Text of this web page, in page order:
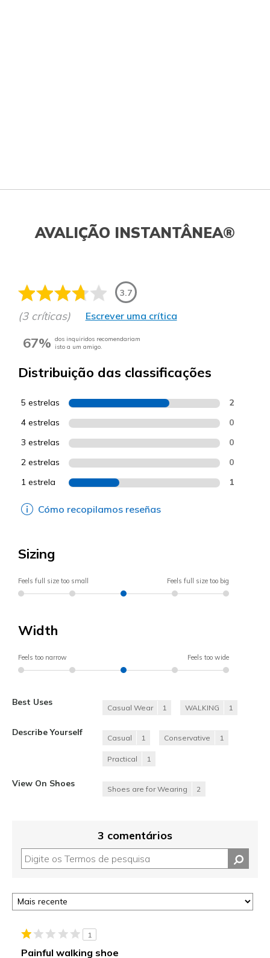
AVALIÇÃO INSTANTÂNEA®
3.7
(3 críticas) Escrever uma crítica
67% dos inquiridos recomendariam
isto a um amigo.
Distribuição das classificações
5 estrelas 2
4 estrelas 0
3 estrelas 0
2 estrelas 0
1 estrela 1
Cómo recopilamos reseñas
Sizing
Feels full size too small Feels full size too big
Width
Feels too narrow Feels too wide
Best Uses
Casual Wear 1 WALKING 1
Describe Yourself
Casual 1 Conservative 1
Practical 1
View On Shoes
Shoes are for Wearing 2
3 comentários
1
Painful walking shoe